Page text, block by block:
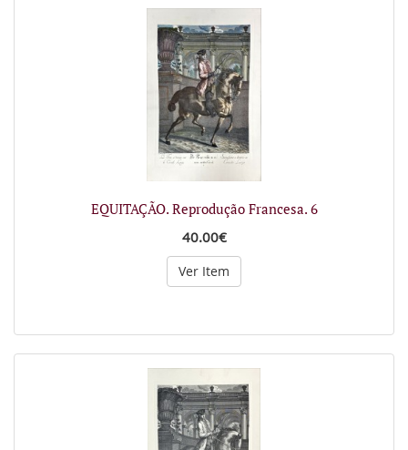
EQUITAÇÃO. Reprodução Francesa. 6
40.00€
Ver Item